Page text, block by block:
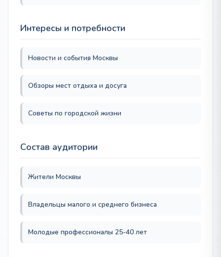
Интересы и потребности
Новости и события Москвы
Обзоры мест отдыха и досуга
Советы по городской жизни
Состав аудитории
Жители Москвы
Владельцы малого и среднего бизнеса
Молодые профессионалы 25-40 лет